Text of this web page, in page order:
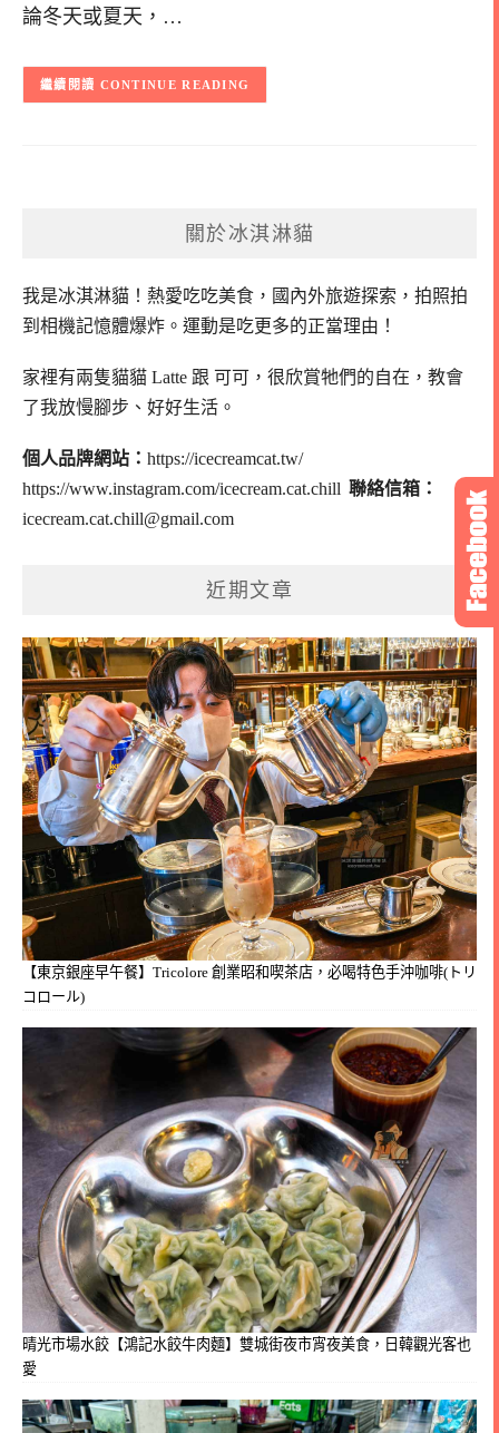
論冬天或夏天，…
CONTINUE READING
關於冰淇淋貓
我是冰淇淋貓！ 熱愛吃吃美食，國內外旅遊探索，拍照拍
到相機記憶體爆炸。 運動是吃更多的正當理由！
家裡有兩隻貓貓 Latte 跟 可可， 很欣賞牠們的自在，教會
了我放慢腳步、好好生活。
個人品牌網站： https://icecreamcat.tw/
https://www.instagram.com/icecream.cat.chill 聯絡信箱：
icecream.cat.chill@gmail.com
近期文章
【東京銀座早午餐】Tricolore 創業昭和喫茶店，必喝特色手沖咖啡(トリ
コロール)
晴光市場水餃【鴻記水餃牛肉麵】雙城街夜市宵夜美食，日韓觀光客也
愛